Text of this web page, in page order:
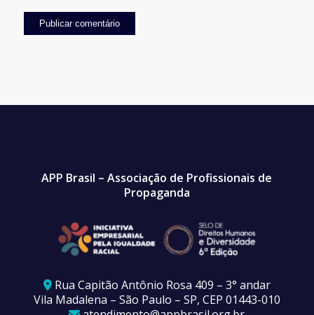
APP Brasil – Associação de Profissionais de
Propaganda
Rua Capitão Antônio Rosa 409 – 3° andar
Vila Madalena – São Paulo – SP, CEP 01443-010